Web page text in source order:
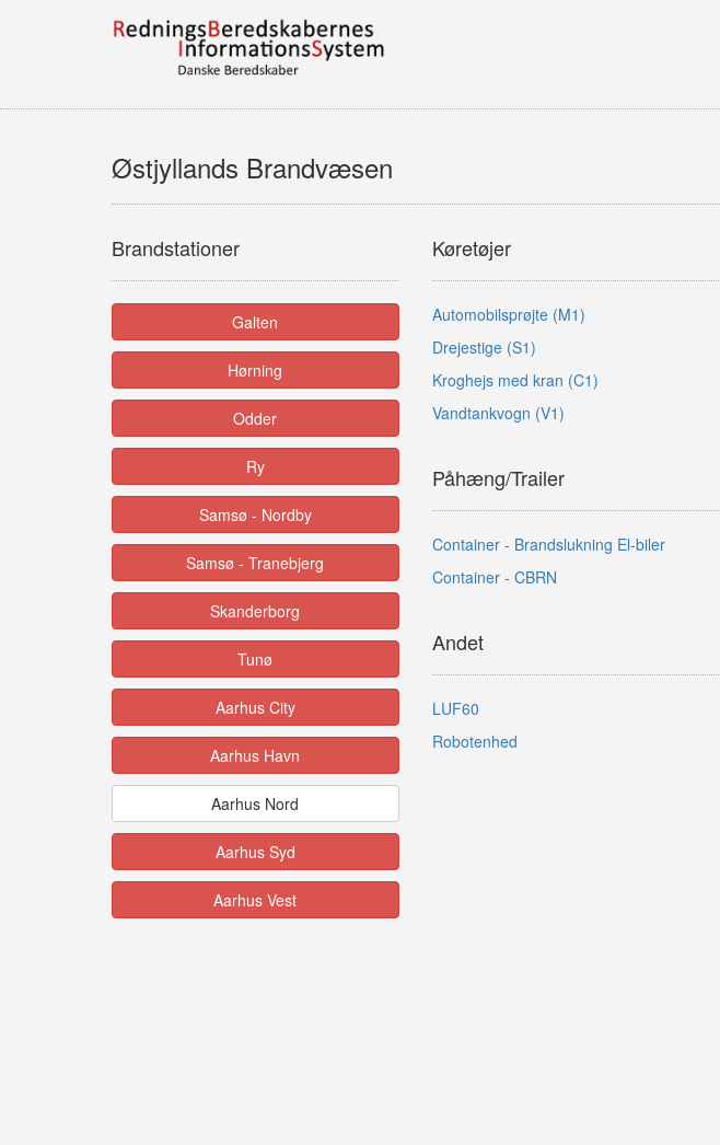
Østjyllands Brandvæsen
Brandstationer
Galten
Hørning
Odder
Ry
Samsø - Nordby
Samsø - Tranebjerg
Skanderborg
Tunø
Aarhus City
Aarhus Havn
Aarhus Nord
Aarhus Syd
Aarhus Vest
Køretøjer
Automobilsprøjte (M1)
Drejestige (S1)
Kroghejs med kran (C1)
Vandtankvogn (V1)
Påhæng/Trailer
Container - Brandslukning El-biler
Container - CBRN
Andet
LUF60
Robotenhed